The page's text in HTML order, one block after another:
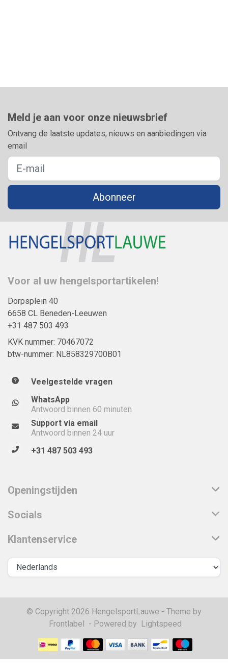
Meld je aan voor onze nieuwsbrief
Ontvang de laatste updates, nieuws en aanbiedingen via
email
Abonneer
Voor al uw hengelsportartikelen!
Dorpsplein 40
6658 CL Beneden-Leeuwen
+31 487 503 493
KVK nummer: 70467072
btw-nummer: NL858329700B01
Veelgestelde vragen
WhatsApp
Antwoord binnen 60 minuten
Support via email
Antwoord binnen 24 uur
+31 487 503 493
Openingstijden
Socials
Klantenservice
© Copyright 2026 HengelsportLauwe - Theme by
Frontlabel - Powered by Lightspeed